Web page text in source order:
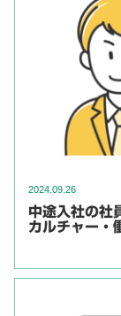
2024.09.26
中途入社の社
カルチャー・